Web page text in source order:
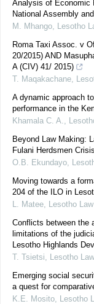
Analysis of Economic
National Assembly and
M. Mhango Lesotho
Roma Taxi Assoc. v
20/2015) AND
A (CIV) 41/ 2015)
T. Maqakachane
A dynamic approach
performance in the
Khamala C. A.
Beyond Law Making:
Fulani Herdsmen
O.B. Ekundayo
Moving towards a
204 of the ILO in
L. Matee Lesotho
Conflicts between the
limitations of the
Lesotho Highlands
T. Tsietsi
Lesotho
Emerging social
a quest for
K.E. Mosito Lesotho